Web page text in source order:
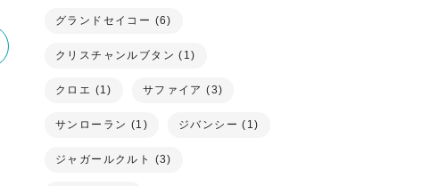
グランドセイコー (6)
クリスチャンルブタン (1)
クロエ (1) サファイア (3)
サンローラン (1) ジバンシー (1)
ジャガールクルト (3)